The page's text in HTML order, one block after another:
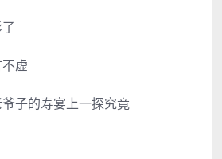
虚
子的寿宴上一探究竟